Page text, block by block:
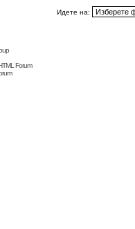
Идете на:
Forum